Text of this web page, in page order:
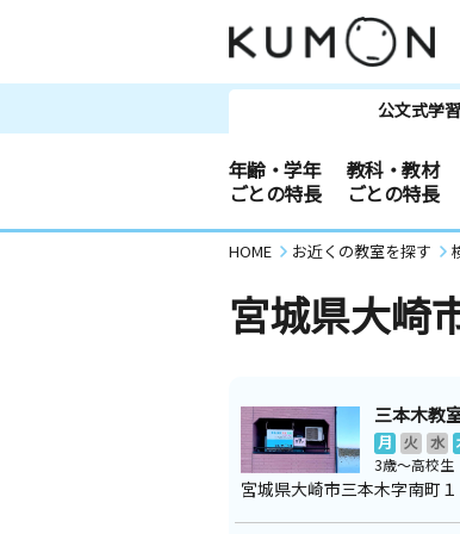
公文式学習
年齢・学年
ごとの特長
教科・教材
ごとの特長
HOME お近くの教室を探す
宮城県大崎
三本木教
月 火 水
3歳～高校生
宮城県大崎市三本木字南町